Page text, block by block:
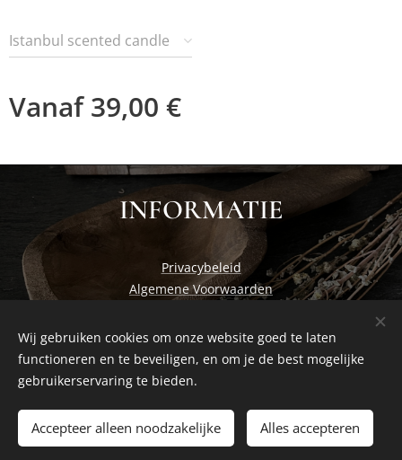
Istanbul scented candle
Vanaf39,00 €
Toevoegen aan de winkelwagen
INFORMATIE
Privacybeleid
Algemene Voorwaarden
Cosiness at home by Studio Nadia Cookies
Wij gebruiken cookies om onze website goed te laten
functioneren en te beveiligen, en om je de best mogelijke
gebruikerservaring te bieden.
Accepteer alleen noodzakelijke Alles accepteren